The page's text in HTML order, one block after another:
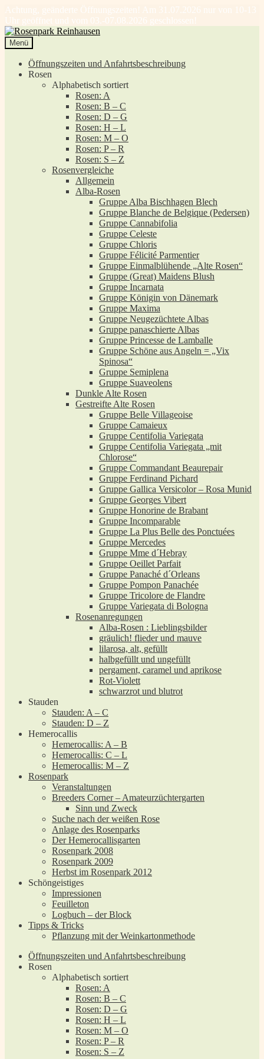
Achtung, geänderte Öffnungszeiten! Am 31.07.2026 nur von 10-13
Uhr geöffnet und vom 03.-07.08.2026 geschlossen!
Zur
Navigation
springen
Zum
Inhalt
springen
Menü
Öffnungszeiten und Anfahrtsbeschreibung
Rosen
Alphabetisch sortiert
Rosen: A
Rosen: B – C
Rosen: D – G
Rosen: H – L
Rosen: M – O
Rosen: P – R
Rosen: S – Z
Rosenvergleiche
Allgemein
Alba-Rosen
Gruppe Alba Bischhagen Blech
Gruppe Blanche de Belgique (Pedersen)
Gruppe Cannabifolia
Gruppe Celeste
Gruppe Chloris
Gruppe Félicité Parmentier
Gruppe Einmalblühende „Alte Rosen“
Gruppe (Great) Maidens Blush
Gruppe Incarnata
Gruppe Königin von Dänemark
Gruppe Maxima
Gruppe Neugezüchtete Albas
Gruppe panaschierte Albas
Gruppe Princesse de Lamballe
Gruppe Schöne aus Angeln = „Vix
Spinosa“
Gruppe Semiplena
Gruppe Suaveolens
Dunkle Alte Rosen
Gestreifte Alte Rosen
Gruppe Belle Villageoise
Gruppe Camaieux
Gruppe Centifolia Variegata
Gruppe Centifolia Variegata „mit
Chlorose“
Gruppe Commandant Beaurepair
Gruppe Ferdinand Pichard
Gruppe Gallica Versicolor – Rosa Munid
Gruppe Georges Vibert
Gruppe Honorine de Brabant
Gruppe Incomparable
Gruppe La Plus Belle des Ponctuées
Gruppe Mercedes
Gruppe Mme d´Hebray
Gruppe Oeillet Parfait
Gruppe Panaché d´Orleans
Gruppe Pompon Panachée
Gruppe Tricolore de Flandre
Gruppe Variegata di Bologna
Rosenanregungen
Alba-Rosen : Lieblingsbilder
gräulich! flieder und mauve
lilarosa, alt, gefüllt
halbgefüllt und ungefüllt
pergament, caramel und aprikose
Rot-Violett
schwarzrot und blutrot
Stauden
Stauden: A – C
Stauden: D – Z
Hemerocallis
Hemerocallis: A – B
Hemerocallis: C – L
Hemerocallis: M – Z
Rosenpark
Veranstaltungen
Breeders Corner – Amateurzüchtergarten
Sinn und Zweck
Suche nach der weißen Rose
Anlage des Rosenparks
Der Hemerocallisgarten
Rosenpark 2008
Rosenpark 2009
Herbst im Rosenpark 2012
Schöngeistiges
Impressionen
Feuilleton
Logbuch – der Block
Tipps & Tricks
Pflanzung mit der Weinkartonmethode
Öffnungszeiten und Anfahrtsbeschreibung
Rosen
Alphabetisch sortiert
Rosen: A
Rosen: B – C
Rosen: D – G
Rosen: H – L
Rosen: M – O
Rosen: P – R
Rosen: S – Z